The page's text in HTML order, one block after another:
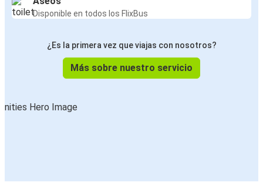
Disponible en todos los FlixBus
¿Es la primera vez que viajas con nosotros?
Más sobre nuestro servicio